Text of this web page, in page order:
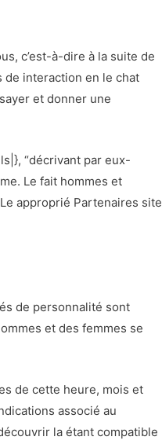
c’est-à-dire à la suite de
de interaction en le chat
et donner une
“décrivant par eux-
Le fait hommes et
approprié Partenaires site
de personnalité sont
et des femmes se
de cette heure, mois et
associé au
la étant compatible